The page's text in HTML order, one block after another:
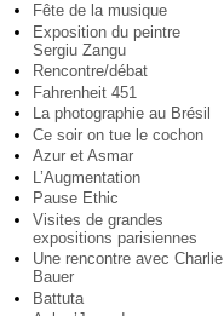
Fête de la musique
Exposition du peintre
Sergiu Zangu
Rencontre/débat
Fahrenheit 451
La photographie au Brésil
Ce soir on tue le cochon
Azur et Asmar
L’Augmentation
Pause Ethic
Visites de grandes
expositions parisiennes
Une rencontre avec Charlie
Bauer
Battuta